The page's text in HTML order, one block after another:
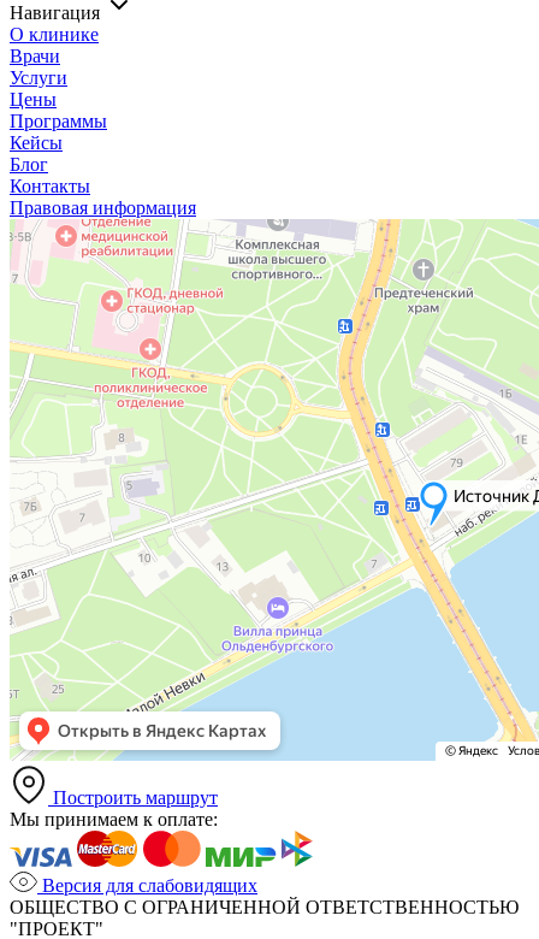
Навигация
О клинике
Врачи
Услуги
Цены
Программы
Кейсы
Блог
Контакты
Правовая информация
Построить маршрут
Мы принимаем к оплате:
Версия для слабовидящих
ОБЩЕСТВО С ОГРАНИЧЕННОЙ ОТВЕТСТВЕННОСТЬЮ
"ПРОЕКТ"